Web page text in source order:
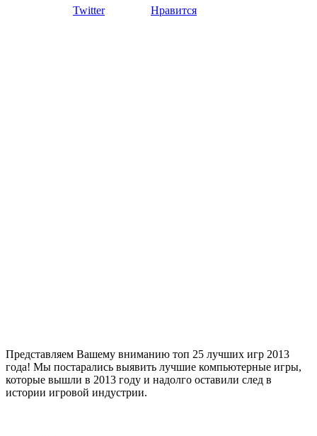
Twitter Нравится
Представляем Вашему вниманию топ 25 лучших игр 2013
года! Мы постарались выявить лучшие компьютерные игры,
которые вышли в 2013 году и надолго оставили след в
истории игровой индустрии.